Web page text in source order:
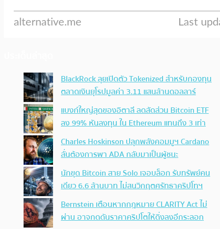
BlackRock ลุยเปิดตัว Tokenized สำหรับกองทุน
ตลาดเงินยุโรปมูลค่า 3.11 แสนล้านดอลลาร์
แบงก์ใหญ่สุดของอิตาลี ลดสัดส่วน Bitcoin ETF
ลง 99% หันลงทุน ใน Ethereum แทนถึง 3 เท่า
Charles Hoskinson ปลุกพลังคอมมูฯ Cardano
ลั่นต้องการพา ADA กลับมาเป็นผู้ชนะ
นักขุด Bitcoin สาย Solo เจอบล็อก รับทรัพย์คน
เดียว 6.6 ล้านบาท ไม่สนวิกฤตศรัทธาคริปโทฯ
Bernstein เตือนหากกฎหมาย CLARITY Act ไม่
ผ่าน อาจกดดันราคาคริปโตให้ดิ่งลงอีกระลอก